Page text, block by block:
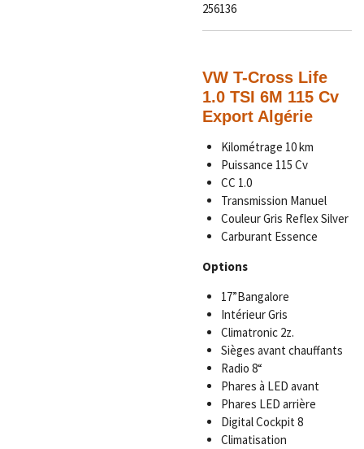
256136
VW T-Cross Life
1.0 TSI 6M 115 Cv
Export Algérie
Kilométrage 10 km
Puissance 115 Cv
CC 1.0
Transmission Manuel
Couleur Gris Reflex Silver
Carburant Essence
Options
17”Bangalore
Intérieur Gris
Climatronic 2z.
Sièges avant chauffants
Radio 8“
Phares à LED avant
Phares LED arrière
Digital Cockpit 8
Climatisation